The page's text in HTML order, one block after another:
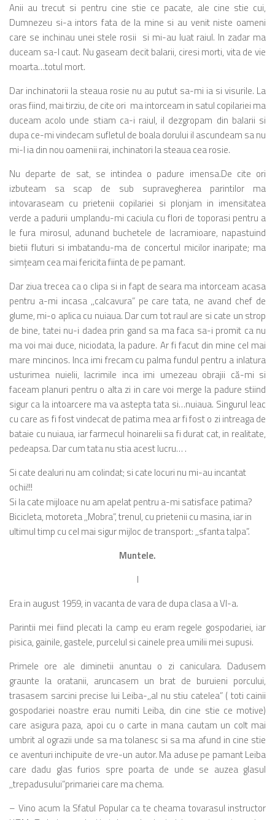
Anii au trecut si pentru cine stie ce pacate, ale cine stie cui,
Dumnezeu si-a intors fata de la mine si au venit niste oameni
care se inchinau unei stele rosii si mi-au luat raiul. In zadar ma
duceam sa-l caut. Nu gaseam decit balarii, ciresi morti, vita de vie
moarta…totul mort.
Dar inchinatorii la steaua rosie nu au putut sa-mi ia si visurile. La
oras fiind, mai tirziu, de cite ori ma intorceam in satul copilariei ma
duceam acolo unde stiam ca-i raiul, il dezgropam din balarii si
dupa ce-mi vindecam sufletul de boala dorului il ascundeam sa nu
mi-l ia din nou oamenii rai, inchinatori la steaua cea rosie.
Nu departe de sat, se intindea o padure imensa.De cite ori
izbuteam sa scap de sub supravegherea parintilor ma
intovaraseam cu prietenii copilariei si plonjam in imensitatea
verde a padurii umplandu-mi caciula cu flori de toporasi pentru a
le fura mirosul, adunand buchetele de lacramioare, napastuind
bietii fluturi si imbatandu-ma de concertul micilor inaripate; ma
simţeam cea mai fericita fiinta de pe pamant.
Dar ziua trecea ca o clipa si in fapt de seara ma intorceam acasa
pentru a-mi incasa ,,calcavura” pe care tata, ne avand chef de
glume, mi-o aplica cu nuiaua. Dar cum tot raul are si cate un strop
de bine, tatei nu-i dadea prin gand sa ma faca sa-i promit ca nu
ma voi mai duce, niciodata, la padure. Ar fi facut din mine cel mai
mare mincinos. Inca imi frecam cu palma fundul pentru a inlatura
usturimea nuielii, lacrimile inca imi umezeau obrajii că-mi si
faceam planuri pentru o alta zi in care voi merge la padure stiind
sigur ca la intoarcere ma va astepta tata si…nuiaua. Singurul leac
cu care as fi fost vindecat de patima mea ar fi fost o zi intreaga de
bataie cu nuiaua, iar farmecul hoinarelii sa fi durat cat, in realitate,
pedeapsa. Dar cum tata nu stia acest lucru… .
Si cate dealuri nu am colindat; si cate locuri nu mi-au incantat
ochii!!!
Si la cate mijloace nu am apelat pentru a-mi satisface patima?
Bicicleta, motoreta ,,Mobra”, trenul, cu prietenii cu masina, iar in
ultimul timp cu cel mai sigur mijloc de transport: ,,sfanta talpa”.
Muntele.
I
Era in august 1959, in vacanta de vara de dupa clasa a VI-a.
Parintii mei fiind plecati la camp eu eram regele gospodariei, iar
pisica, gainile, gastele, purcelul si cainele prea umilii mei supusi.
Primele ore ale diminetii anuntau o zi caniculara. Dadusem
graunte la oratanii, aruncasem un brat de buruieni porcului,
trasasem sarcini precise lui Leiba-,,al nu stiu catelea” ( toti cainii
gospodariei noastre erau numiti Leiba, din cine stie ce motive)
care asigura paza, apoi cu o carte in mana cautam un colt mai
umbrit al ograzii unde sa ma tolanesc si sa ma afund in cine stie
ce aventuri inchipuite de vre-un autor. Ma aduse pe pamant Leiba
care dadu glas furios spre poarta de unde se auzea glasul
,,trepadusului”primariei care ma chema.
– Vino acum la Sfatul Popular ca te cheama tovarasul instructor